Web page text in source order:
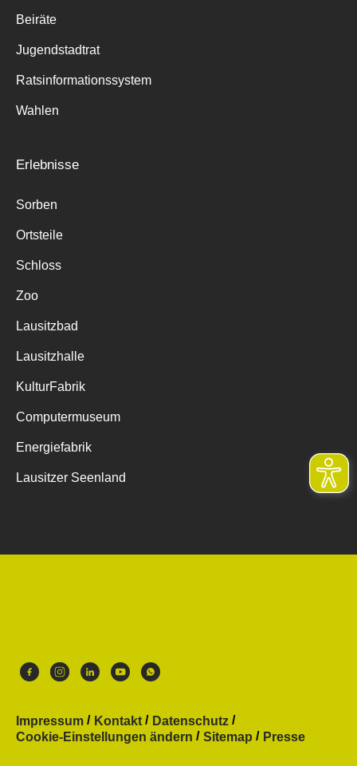
Beiräte
Jugendstadtrat
Ratsinformationssystem
Wahlen
Erlebnisse
Sorben
Ortsteile
Schloss
Zoo
Lausitzbad
Lausitzhalle
KulturFabrik
Computermuseum
Energiefabrik
Lausitzer Seenland
Impressum Kontakt
Datenschutz
Cookie-Einstellungen ändern
Sitemap Presse